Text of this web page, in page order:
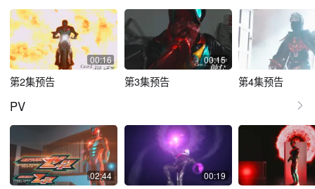
00:16
第2集预告
00:15
第3集预告 第4集预告
PV
02:44 00:19